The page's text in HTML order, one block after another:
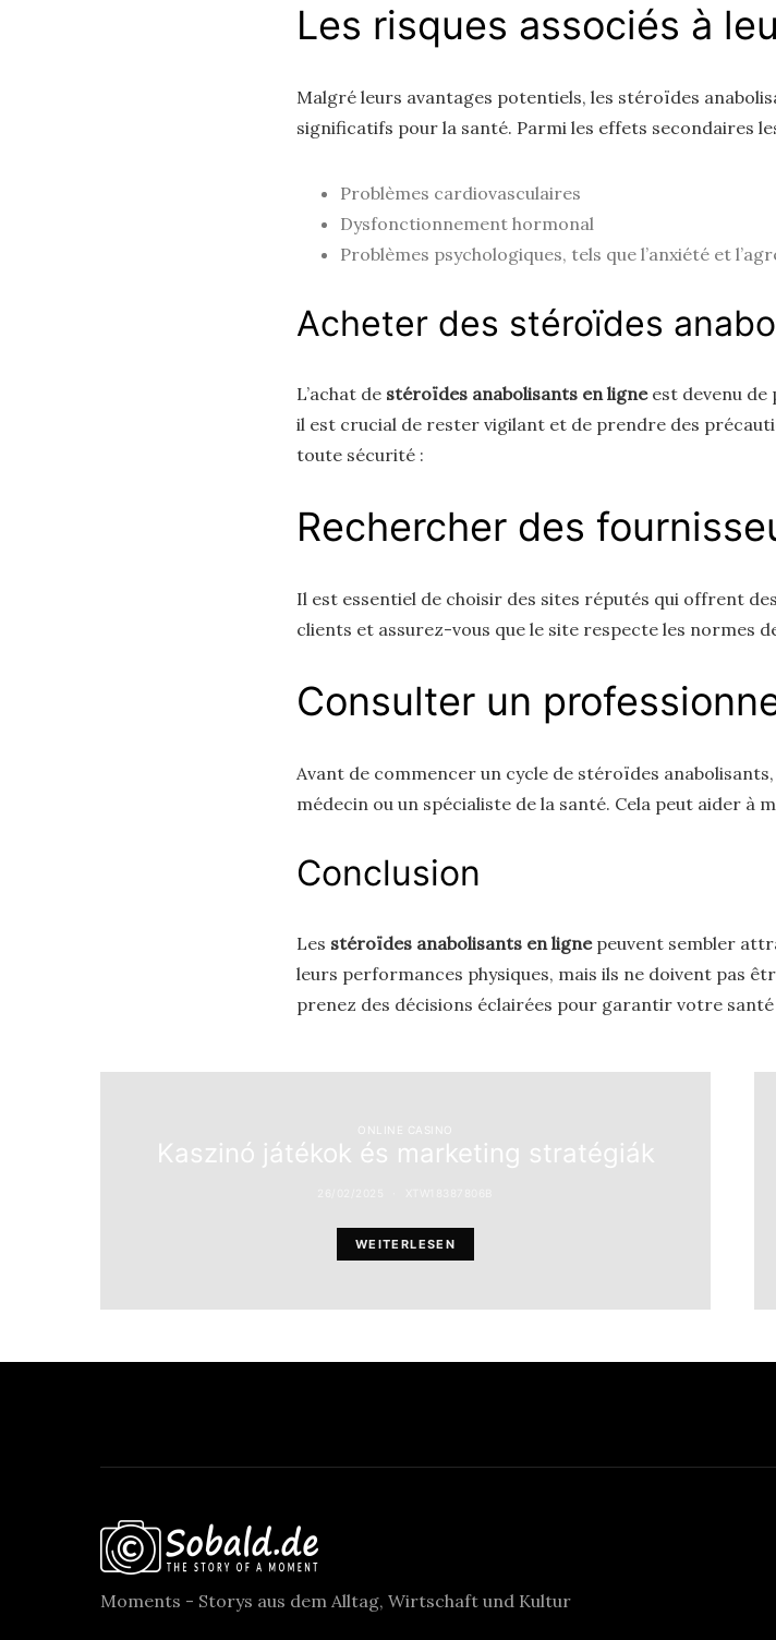
Les risques associés à
Malgré leurs avantages potentiels, les stéroïdes
significatifs pour la santé. Parmi les effets secondaires
Problèmes cardiovasculaires
Dysfonctionnement hormonal
Problèmes psychologiques, tels que l’anxiété et
Acheter des stéroïdes
L’achat de stéroïdes anabolisants en ligneest devenu de
il est crucial de rester vigilant et de prendre des
toute sécurité :
Rechercher des
Il est essentiel de choisir des sites réputés qui offrent
clients et assurez-vous que le site respecte les normes
Consulter un
Avant de commencer un cycle de stéroïdes
médecin ou un spécialiste de la santé. Cela peut aider à
Conclusion
Les stéroïdes anabolisants en lignepeuvent sembler
leurs performances physiques, mais ils ne doivent pas
prenez des décisions éclairées pour garantir votre
ONLINE CASINO
Kaszinó játékok és marketing stratégiák
WEITERLESEN
Moments - Storys aus dem Alltag, Wirtschaft und Kultur